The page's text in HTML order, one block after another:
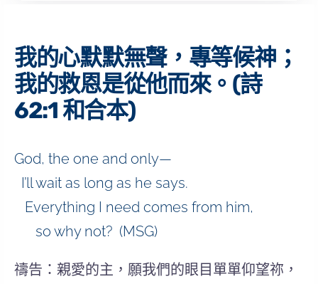
我的心默默無聲，專等候神；
我的救恩是從他而來。(詩
62:1 和合本)
God, the one and only—
I’ll wait as long as he says.
Everything I need comes from him,
so why not? (MSG)
禱告：親愛的主，願我們的眼目單單仰望祢，